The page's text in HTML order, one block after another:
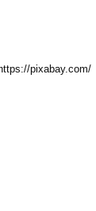
pixabay.com/